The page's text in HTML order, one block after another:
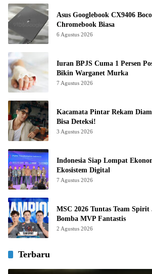
Asus Googlebook CX9406
Chromebook Biasa
6 Agustus 2026
Iuran BPJS Cuma 1 Persen
Bikin Warganet Murka
7 Agustus 2026
Kacamata Pintar Rekam
Bisa Deteksi!
3 Agustus 2026
Indonesia Siap Lompat
Ekosistem Digital
7 Agustus 2026
MSC 2026 Tuntas Team
Bomba MVP Fantastis
2 Agustus 2026
Terbaru